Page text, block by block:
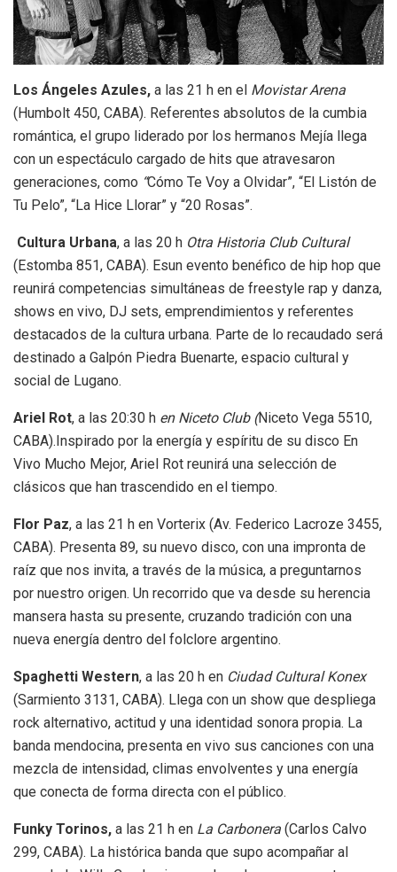
Los Ángeles Azules, a las 21 h en el Movistar Arena
(Humbolt 450, CABA). Referentes absolutos de la cumbia
romántica, el grupo liderado por los hermanos Mejía llega
con un espectáculo cargado de hits que atravesaron
generaciones, como “Cómo Te Voy a Olvidar”, “El Listón de
Tu Pelo”, “La Hice Llorar” y “20 Rosas”.
Cultura Urbana, a las 20 h Otra Historia Club Cultural
(Estomba 851, CABA). Esun evento benéfico de hip hop que
reunirá competencias simultáneas de freestyle rap y danza,
shows en vivo, DJ sets, emprendimientos y referentes
destacados de la cultura urbana. Parte de lo recaudado será
destinado a Galpón Piedra Buenarte, espacio cultural y
social de Lugano.
Ariel Rot, a las 20:30 h en Niceto Club (Niceto Vega 5510,
CABA).Inspirado por la energía y espíritu de su disco En
Vivo Mucho Mejor, Ariel Rot reunirá una selección de
clásicos que han trascendido en el tiempo.
Flor Paz, a las 21 h en Vorterix (Av. Federico Lacroze 3455,
CABA). Presenta 89, su nuevo disco, con una impronta de
raíz que nos invita, a través de la música, a preguntarnos
por nuestro origen. Un recorrido que va desde su herencia
mansera hasta su presente, cruzando tradición con una
nueva energía dentro del folclore argentino.
Spaghetti Western, a las 20 h en Ciudad Cultural Konex
(Sarmiento 3131, CABA). Llega con un show que despliega
rock alternativo, actitud y una identidad sonora propia. La
banda mendocina, presenta en vivo sus canciones con una
mezcla de intensidad, climas envolventes y una energía
que conecta de forma directa con el público.
Funky Torinos, a las 21 h en La Carbonera (Carlos Calvo
299, CABA). La histórica banda que supo acompañar al